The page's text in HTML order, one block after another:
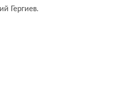
Гергиев.